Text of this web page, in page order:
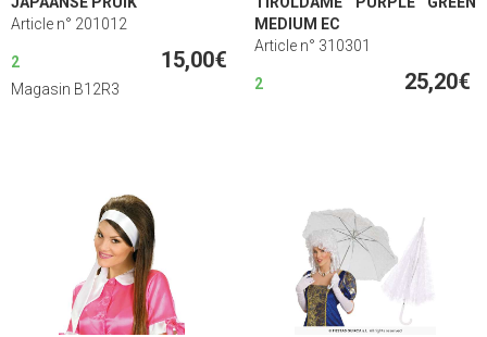
Article n° 201012
2 15,00€
Magasin B12R3
MEDIUM EC
Article n° 310301
2 25,20€